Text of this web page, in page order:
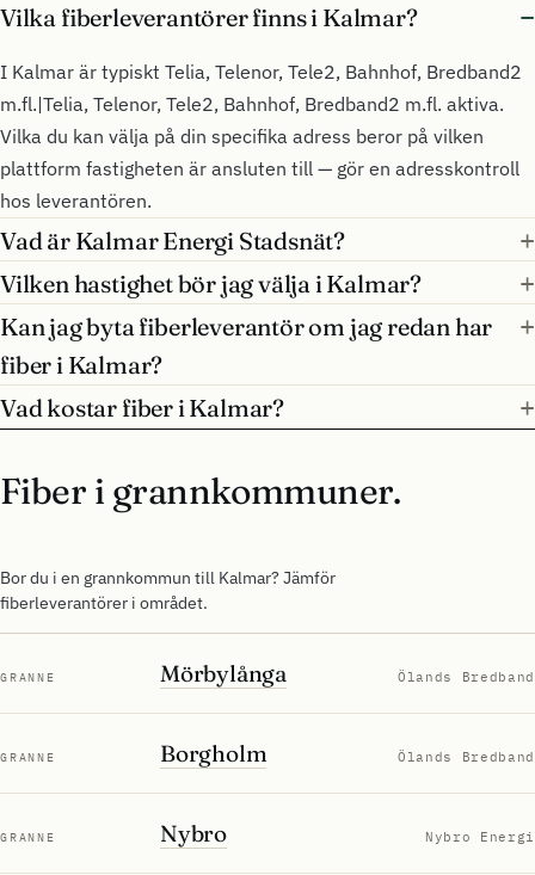
Vilka fiberleverantörer finns i Kalmar?
I Kalmar är typiskt Telia, Telenor, Tele2, Bahnhof, Bredband2
m.fl.|Telia, Telenor, Tele2, Bahnhof, Bredband2 m.fl. aktiva.
Vilka du kan välja på din specifika adress beror på vilken
plattform fastigheten är ansluten till — gör en adresskontroll
hos leverantören.
Vad är Kalmar Energi Stadsnät?
Vilken hastighet bör jag välja i Kalmar?
Kan jag byta fiberleverantör om jag redan har
fiber i Kalmar?
Vad kostar fiber i Kalmar?
Fiber i grannkommuner.
Bor du i en grannkommun till Kalmar? Jämför
fiberleverantörer i området.
GRANNE Mörbylånga Ölands Bredband
GRANNE Borgholm Ölands Bredband
GRANNE Nybro Nybro Energi